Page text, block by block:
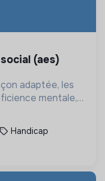
adaptée, les
mentale,
Handicap